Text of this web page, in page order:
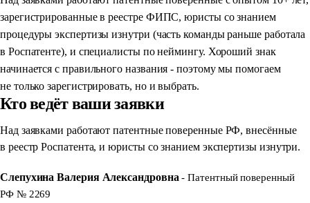
зарегистрированные в реестре ФИПС, юристы со знанием
процедуры экспертизы изнутри (часть команды раньше работала
в Роспатенте), и специалисты по неймингу. Хороший знак
начинается с правильного названия - поэтому мы помогаем
не только зарегистрировать, но и выбрать.
Кто ведёт ваши заявки
Над заявками работают патентные поверенные РФ, внесённые
в реестр Роспатента, и юристы со знанием экспертизы изнутри.
Слепухина Валерия Александровна - Патентный поверенный
РФ № 2269